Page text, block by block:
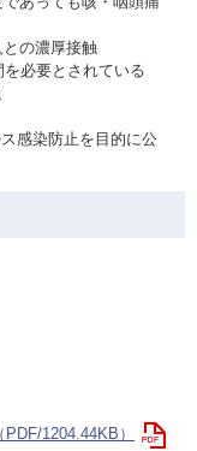
の濃厚接触
必要とされている
感染防止を目的に公
1204.44KB）